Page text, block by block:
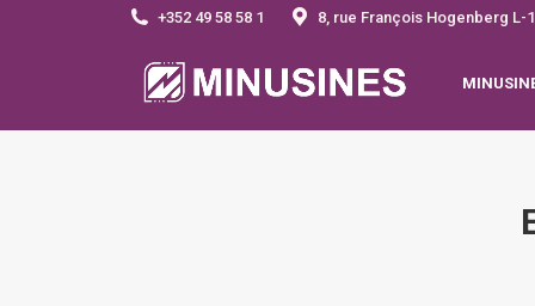
+352 49 58 58 1 8, rue François Hogenberg L-